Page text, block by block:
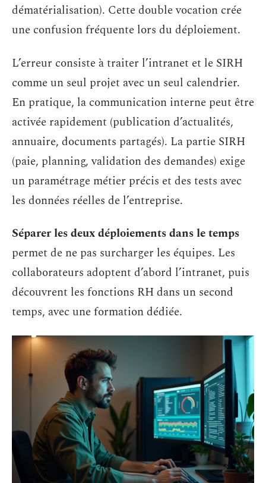
dématérialisation). Cette double vocation crée
une confusion fréquente lors du déploiement.
L’erreur consiste à traiter l’intranet et le SIRH
comme un seul projet avec un seul calendrier.
En pratique, la communication interne peut être
activée rapidement (publication d’actualités,
annuaire, documents partagés). La partie SIRH
(paie, planning, validation des demandes) exige
un paramétrage métier précis et des tests avec
les données réelles de l’entreprise.
Séparer les deux déploiements dans le temps
permet de ne pas surcharger les équipes. Les
collaborateurs adoptent d’abord l’intranet, puis
découvrent les fonctions RH dans un second
temps, avec une formation dédiée.